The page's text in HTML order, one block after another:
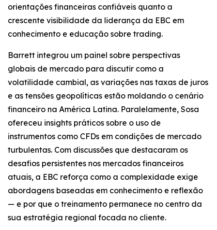
orientações financeiras confiáveis quanto a
crescente visibilidade da liderança da EBC em
conhecimento e educação sobre trading.
Barrett integrou um painel sobre perspectivas
globais de mercado para discutir como a
volatilidade cambial, as variações nas taxas de juros
e as tensões geopolíticas estão moldando o cenário
financeiro na América Latina. Paralelamente, Sosa
ofereceu insights práticos sobre o uso de
instrumentos como CFDs em condições de mercado
turbulentas. Com discussões que destacaram os
desafios persistentes nos mercados financeiros
atuais, a EBC reforça como a complexidade exige
abordagens baseadas em conhecimento e reflexão
— e por que o treinamento permanece no centro da
sua estratégia regional focada no cliente.